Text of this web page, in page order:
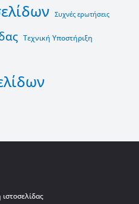
Συχνές ερωτήσεις
Τεχνική Υποστήριξη